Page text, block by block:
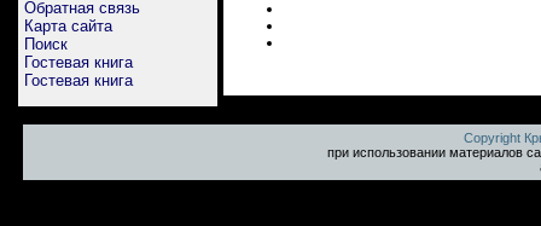
Обратная связь
Карта сайта
Поиск
Гостевая книга
Гостевая книга
Copyright
при использовании материалов